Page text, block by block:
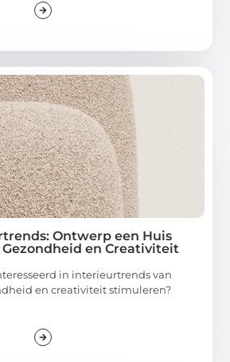
Ontwerp een Huis
Gezondheid en Creativiteit
in interieurtrends van
en creativiteit stimuleren?